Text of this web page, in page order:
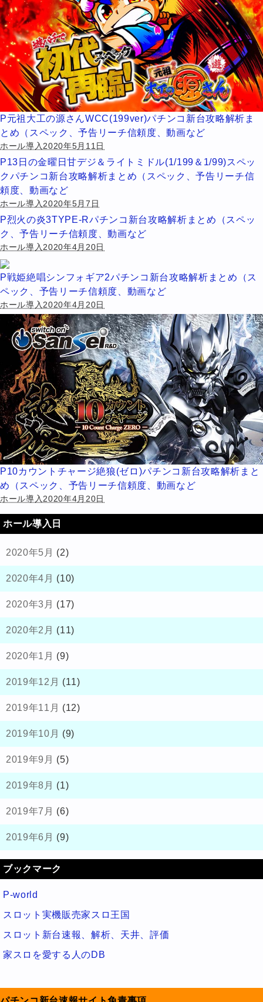
P元祖大工の源さんWCC(199ver)パチンコ新台攻略解析ま
とめ（スペック、予告リーチ信頼度、動画など
ホール導入2020年5月11日
P13日の金曜日甘デジ＆ライトミドル(1/199＆1/99)スペッ
クパチンコ新台攻略解析まとめ（スペック、予告リーチ信
頼度、動画など
ホール導入2020年5月7日
P烈火の炎3TYPE-Rパチンコ新台攻略解析まとめ（スペッ
ク、予告リーチ信頼度、動画など
ホール導入2020年4月20日
P戦姫絶唱シンフォギア2パチンコ新台攻略解析まとめ（ス
ペック、予告リーチ信頼度、動画など
ホール導入2020年4月20日
P10カウントチャージ絶狼(ゼロ)パチンコ新台攻略解析まと
め（スペック、予告リーチ信頼度、動画など
ホール導入2020年4月20日
ホール導入日
2020年5月 (2)
2020年4月 (10)
2020年3月 (17)
2020年2月 (11)
2020年1月 (9)
2019年12月 (11)
2019年11月 (12)
2019年10月 (9)
2019年9月 (5)
2019年8月 (1)
2019年7月 (6)
2019年6月 (9)
ブックマーク
P-world
スロット実機販売家スロ王国
スロット新台速報、解析、天井、評価
家スロを愛する人のDB